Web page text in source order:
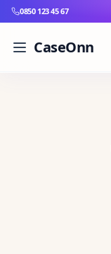
0850 123 45 67
CaseOnn